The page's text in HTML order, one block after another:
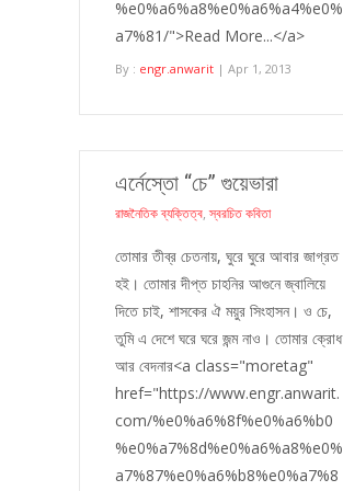
%e0%a6%a8%e0%a6%a4%e0%
a7%81/">Read More...</a>
By : engr.anwarit | Apr 1, 2013
এর্নেস্তো “চে” গুয়েভারা
রাজনৈতিক ব্যক্তিত্ব,স্বরচিত কবিতা
তোমার তীব্র চেতনায়, ঘুরে ঘুরে আবার জাগ্রত
হই। তোমার দীপ্ত চাহনির আগুনে জ্বালিয়ে
দিতে চাই, শাসকের ঐ ময়ুর সিংহাসন। ও চে,
তুমি এ দেশে ঘরে ঘরে জন্ম নাও। তোমার ক্রোধ
আর বেদনার<a class="moretag"
href="https://www.engr.anwarit.
com/%e0%a6%8f%e0%a6%b0
%e0%a7%8d%e0%a6%a8%e0%
a7%87%e0%a6%b8%e0%a7%8